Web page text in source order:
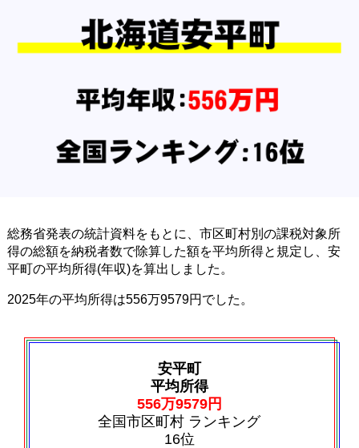
総務省発表の統計資料をもとに、市区町村別の課税対象所
得の総額を納税者数で除算した額を平均所得と規定し、安
平町の平均所得(年収)を算出しました。
2025年の平均所得は556万9579円でした。
安平町
平均所得
556万9579円
全国市区町村 ランキング
16位